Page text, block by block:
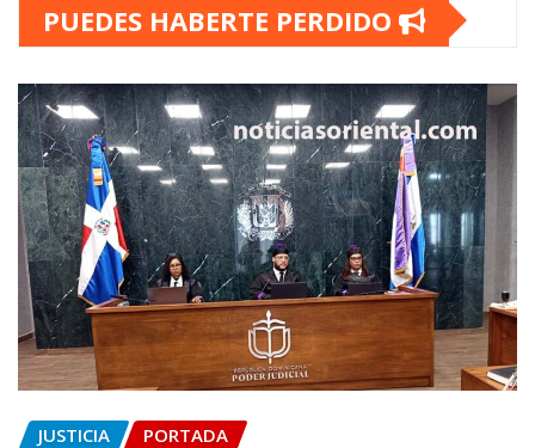
PUEDES HABERTE PERDIDO
JUSTICIA PORTADA